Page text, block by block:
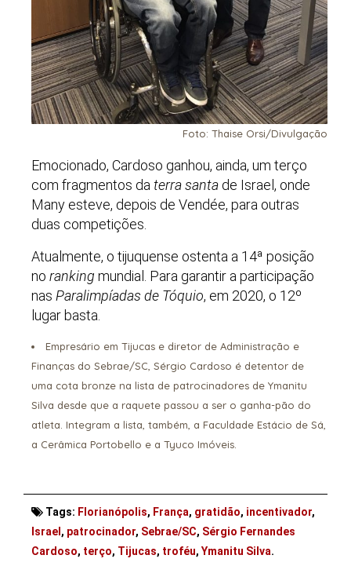
Foto: Thaise Orsi/Divulgação
Emocionado, Cardoso ganhou, ainda, um terço
com fragmentos daterra santa de Israel, onde
Many esteve, depois de Vendée, para outras
duas competições.
Atualmente, o tijuquense ostenta a 14ª posição
no ranking mundial. Para garantir a participação
nas Paralimpíadas de Tóquio, em 2020, o 12º
lugar basta.
Empresário em Tijucas e diretor de Administração e
Finanças do Sebrae/SC, Sérgio Cardoso é detentor de
uma cota bronze na lista de patrocinadores de Ymanitu
Silva desde que a raquete passou a ser o ganha-pão do
atleta. Integram a lista, também, a Faculdade Estácio de Sá
a Cerâmica Portobello e a Tyuco Imóveis
Tags: Florianópolis, França, gratidão, incentivador,
Israel , patrocinador, Sebrae/SC, Sérgio Fernandes
Cardoso, terço, Tijucas, troféu, Ymanitu Silva.